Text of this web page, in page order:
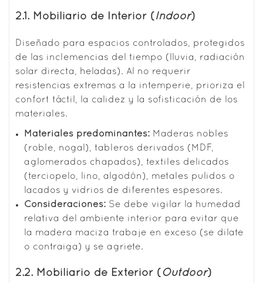
2.1. Mobiliario de Interior (Indoor)
Diseñado para espacios controlados, protegidos
de las inclemencias del tiempo (lluvia, radiación
solar directa, heladas). Al no requerir
resistencias extremas a la intemperie, prioriza el
confort táctil, la calidez y la sofisticación de los
materiales.
Materiales predominantes: Maderas nobles
(roble, nogal), tableros derivados (MDF,
aglomerados chapados), textiles delicados
(terciopelo, lino, algodón), metales pulidos o
lacados y vidrios de diferentes espesores.
Consideraciones: Se debe vigilar la humedad
relativa del ambiente interior para evitar que
la madera maciza trabaje en exceso (se dilate
o contraiga) y se agriete.
2.2. Mobiliario de Exterior ( Outdoor)